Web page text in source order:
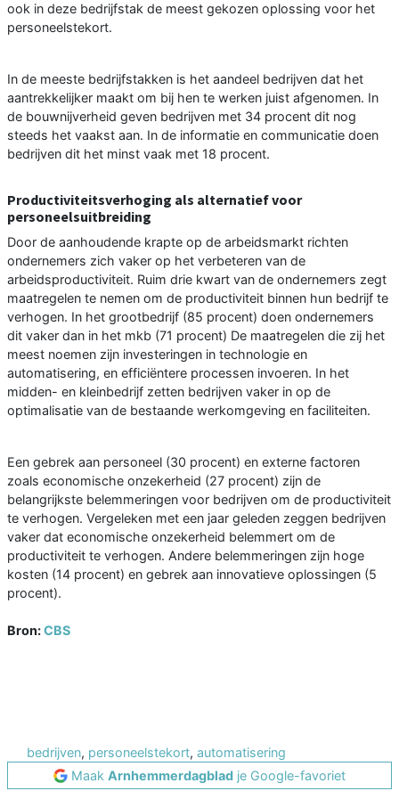
ook in deze bedrijfstak de meest gekozen oplossing voor het
personeelstekort.
In de meeste bedrijfstakken is het aandeel bedrijven dat het
aantrekkelijker maakt om bij hen te werken juist afgenomen. In
de bouwnijverheid geven bedrijven met 34 procent dit nog
steeds het vaakst aan. In de informatie en communicatie doen
bedrijven dit het minst vaak met 18 procent.
Productiviteitsverhoging als alternatief voor
personeelsuitbreiding
Door de aanhoudende krapte op de arbeidsmarkt richten
ondernemers zich vaker op het verbeteren van de
arbeidsproductiviteit. Ruim drie kwart van de ondernemers zegt
maatregelen te nemen om de productiviteit binnen hun bedrijf te
verhogen. In het grootbedrijf (85 procent) doen ondernemers
dit vaker dan in het mkb (71 procent) De maatregelen die zij het
meest noemen zijn investeringen in technologie en
automatisering, en efficiëntere processen invoeren. In het
midden- en kleinbedrijf zetten bedrijven vaker in op de
optimalisatie van de bestaande werkomgeving en faciliteiten.
Een gebrek aan personeel (30 procent) en externe factoren
zoals economische onzekerheid (27 procent) zijn de
belangrijkste belemmeringen voor bedrijven om de productiviteit
te verhogen. Vergeleken met een jaar geleden zeggen bedrijven
vaker dat economische onzekerheid belemmert om de
productiviteit te verhogen. Andere belemmeringen zijn hoge
kosten (14 procent) en gebrek aan innovatieve oplossingen (5
procent).
Bron:CBS
bedrijven, personeelstekort, automatisering
Maak Arnhemmerdagblad je Google-favoriet